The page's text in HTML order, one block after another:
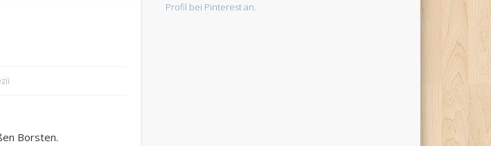
Borsten.
Profil bei Pinterest an.